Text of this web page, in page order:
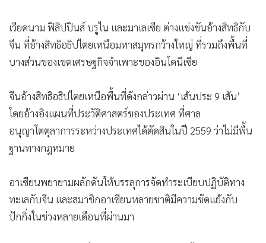
เวียดนาม ฟิลิปปินส์ บรูไน และมาเลเซีย ต่างแข่งขันอ้างสิทธิกับ
จีน ที่อ้างสิทธิอธิปไตยเหนือมหาสมุทรกว้างใหญ่ ที่รวมถึงพื้นที่
บางส่วนของเขตเศรษฐกิจจำเพาะของอินโดนีเซีย
จีนอ้างสิทธิอธิปไตยเหนือพื้นที่ดังกล่าวผ่าน ‘เส้นประ 9 เส้น’
โดยอ้างอิงแผนที่ประวัติศาสตร์ของประเทศ ที่ศาล
อนุญาโตตุลาการระหว่างประเทศได้ตัดสินในปี 2559 ว่าไม่มีพื้น
ฐานทางกฎหมาย
อาเซียนพยายามผลักดันให้บรรลุการจัดทำระเบียบปฏิบัติทาง
ทะเลกับจีน และสมาชิกอาเซียนหลายชาติมีความขัดแย้งกับ
ปักกิ่งในช่วงหลายเดือนที่ผ่านมา